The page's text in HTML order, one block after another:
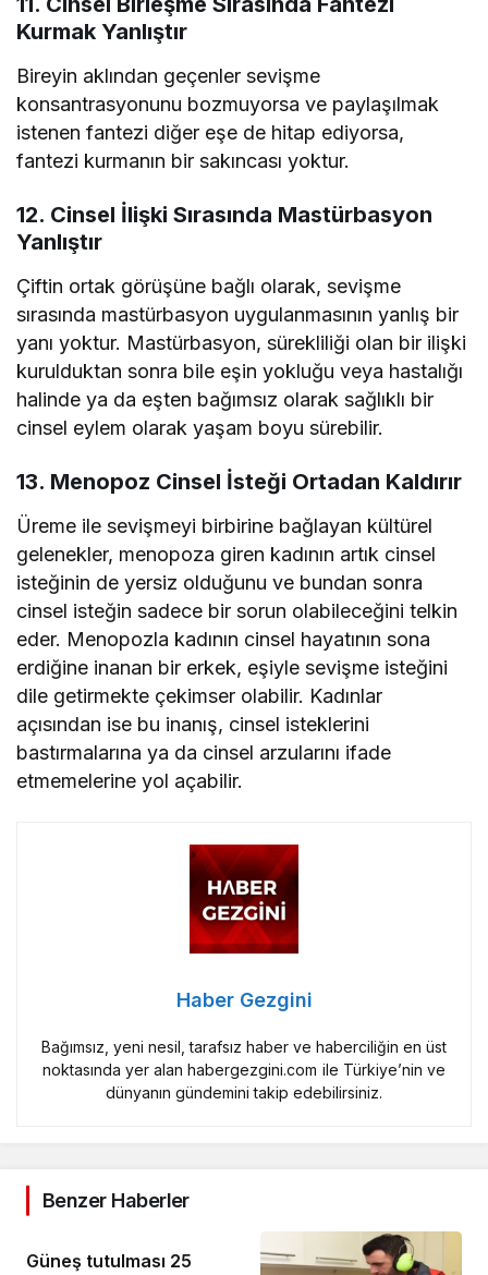
Kurmak Yanlıştır
Bireyin aklından geçenler sevişme
konsantrasyonunu bozmuyorsa ve paylaşılmak
istenen fantezi diğer eşe de hitap ediyorsa,
fantezi kurmanın bir sakıncası yoktur.
12. Cinsel İlişki Sırasında Mastürbasyon
Yanlıştır
Çiftin ortak görüşüne bağlı olarak, sevişme
sırasında mastürbasyon uygulanmasının yanlış bir
yanı yoktur. Mastürbasyon, sürekliliği olan bir ilişki
kurulduktan sonra bile eşin yokluğu veya hastalığı
halinde ya da eşten bağımsız olarak sağlıklı bir
cinsel eylem olarak yaşam boyu sürebilir.
13. Menopoz Cinsel İsteği Ortadan Kaldırır
Üreme ile sevişmeyi birbirine bağlayan kültürel
gelenekler, menopoza giren kadının artık cinsel
isteğinin de yersiz olduğunu ve bundan sonra
cinsel isteğin sadece bir sorun olabileceğini telkin
eder. Menopozla kadının cinsel hayatının sona
erdiğine inanan bir erkek, eşiyle sevişme isteğini
dile getirmekte çekimser olabilir. Kadınlar
açısından ise bu inanış, cinsel isteklerini
bastırmalarına ya da cinsel arzularını ifade
etmemelerine yol açabilir.
Haber Gezgini
Bağımsız, yeni nesil, tarafsız haber ve haberciliğin en üst
noktasında yer alan habergezgini.com ile Türkiye’nin ve
dünyanın gündemini takip edebilirsiniz.
Benzer Haberler
Güneş tutulması 25